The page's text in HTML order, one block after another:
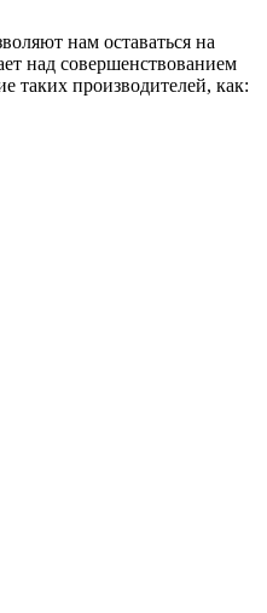
нам оставаться на
над совершенствованием
таких производителей, как: